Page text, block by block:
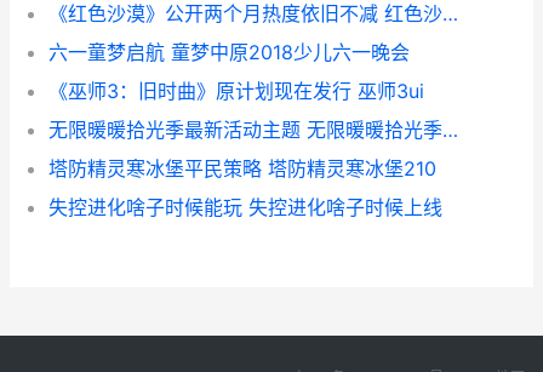
《红色沙漠》公开两个月热度依旧不减 红色沙漠公测
六一童梦启航 童梦中原2018少儿六一晚会
《巫师3：旧时曲》原计划现在发行 巫师3ui
无限暖暖拾光季最新活动主题 无限暖暖拾光季艾莉森的旅行小铺怎么过去
塔防精灵寒冰堡平民策略 塔防精灵寒冰堡210
失控进化啥子时候能玩 失控进化啥子时候上线